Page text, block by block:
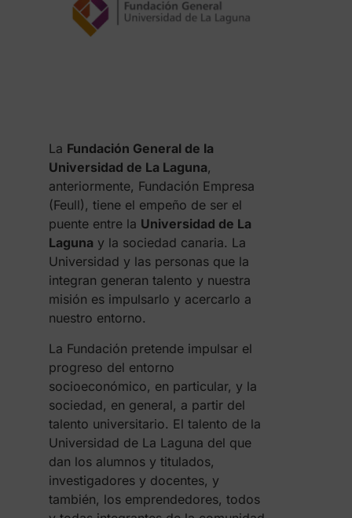
La Fundación General de la
Universidad de La Laguna,
anteriormente, Fundación Empresa
(Feull), tiene el empeño de ser el
puente entre la Universidad de La
Laguna y la sociedad canaria. La
Universidad y las personas que la
integran generan talento y nuestra
misión es impulsarlo y acercarlo a
nuestro entorno.
La Fundación pretende impulsar el
progreso del entorno
socioeconómico, en particular, y la
sociedad, en general, a partir del
talento universitario. El talento de la
Universidad de La Laguna del que
dan los alumnos y titulados,
investigadores y docentes, y
también, los emprendedores, todos